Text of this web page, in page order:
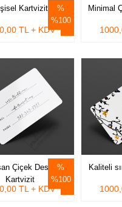
%100
Kartvizit
TL + KDV
Minimal
%100
Çiçek Desenli
Kartvizit
TL + KDV
Kaliteli